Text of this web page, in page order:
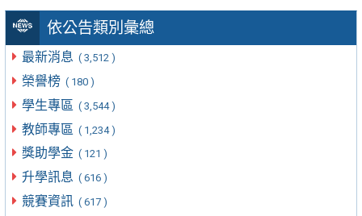
依公告類別彙總
最新消息 ( 3,512 )
榮譽榜 ( 180 )
學生專區 ( 3,544 )
教師專區 ( 1,234 )
獎助學金 ( 121 )
升學訊息 ( 616 )
競賽資訊 ( 617 )